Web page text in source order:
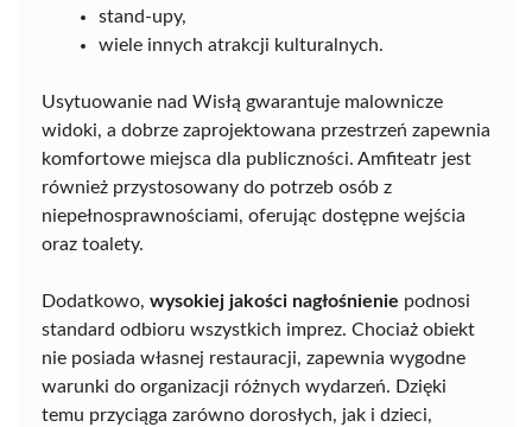
stand-upy,
wiele innych atrakcji kulturalnych.
Usytuowanie nad Wisłą gwarantuje malownicze
widoki, a dobrze zaprojektowana przestrzeń zapewnia
komfortowe miejsca dla publiczności. Amfiteatr jest
również przystosowany do potrzeb osób z
niepełnosprawnościami, oferując dostępne wejścia
oraz toalety.
Dodatkowo, wysokiej jakości nagłośnienie podnosi
standard odbioru wszystkich imprez. Chociaż obiekt
nie posiada własnej restauracji, zapewnia wygodne
warunki do organizacji różnych wydarzeń. Dzięki
temu przyciąga zarówno dorosłych, jak i dzieci,